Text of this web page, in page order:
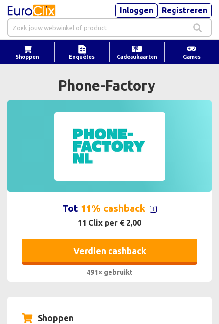
Inloggen Registreren
Shoppen Enquêtes Cadeaukaarten Games
Phone-Factory
Tot 11% cashback
11 Clix per € 2,00
Verdien cashback
491× gebruikt
Shoppen